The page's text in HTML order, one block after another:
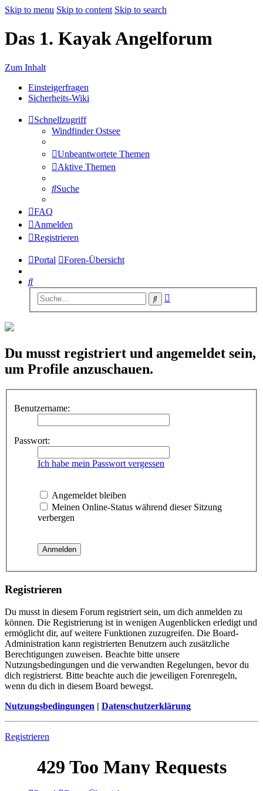
Skip to menu Skip to content Skip to search
Das 1. Kayak Angelforum
Zum Inhalt
Einsteigerfragen
Sicherheits-Wiki
Schnellzugriff
Windfinder Ostsee
Unbeantwortete Themen
Aktive Themen
Suche
FAQ
Anmelden
Registrieren
Portal Foren-Übersicht
Suche
Suche
Du musst registriert und angemeldet sein,
um Profile anzuschauen.
Benutzername:
Passwort:
Ich habe mein Passwort vergessen
Angemeldet bleiben
Meinen Online-Status während dieser Sitzung
verbergen
Registrieren
Du musst in diesem Forum registriert sein, um dich anmelden zu
können. Die Registrierung ist in wenigen Augenblicken erledigt und
ermöglicht dir, auf weitere Funktionen zuzugreifen. Die Board-
Administration kann registrierten Benutzern auch zusätzliche
Berechtigungen zuweisen. Beachte bitte unsere
Nutzungsbedingungen und die verwandten Regelungen, bevor du
dich registrierst. Bitte beachte auch die jeweiligen Forenregeln,
wenn du dich in diesem Board bewegst.
Nutzungsbedingungen | Datenschutzerklärung
Registrieren